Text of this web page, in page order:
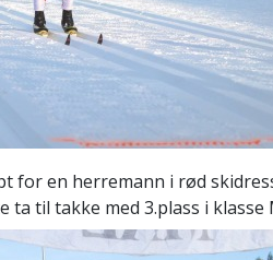
for en herremann i rød
ta til takke med 3.plass i klasse